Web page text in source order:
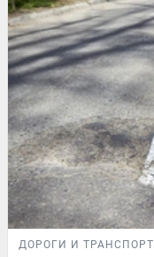
ДОРОГИ И ТРАНСПОРТ